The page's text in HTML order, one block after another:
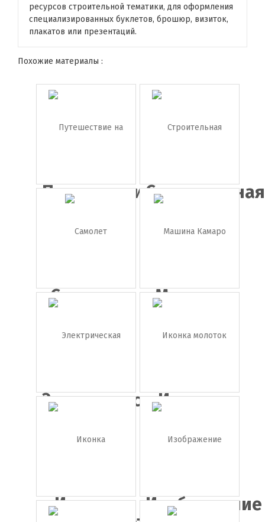
ресурсов строительной тематики, для оформления
специализированных буклетов, брошюр, визиток,
плакатов или презентаций.
Похожие материалы :
Путешествие
на ма...
Строительная
Самолет
Машина
Камаро
ЭлектрическаяИконка
молоток
Иконка
Изображение